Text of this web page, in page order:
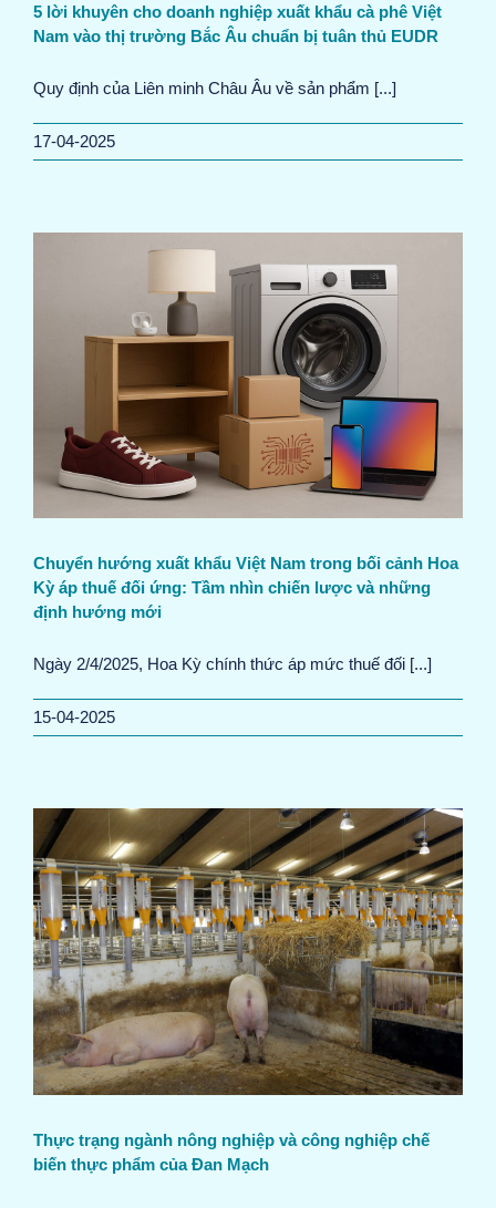
5 lời khuyên cho doanh nghiệp xuất khẩu cà phê Việt
Nam vào thị trường Bắc Âu chuẩn bị tuân thủ EUDR
Quy định của Liên minh Châu Âu về sản phẩm [...]
17-04-2025
Chuyển hướng xuất khẩu Việt Nam trong bối cảnh Hoa
Kỳ áp thuế đối ứng: Tầm nhìn chiến lược và những
định hướng mới
Ngày 2/4/2025, Hoa Kỳ chính thức áp mức thuế đối [...]
15-04-2025
Thực trạng ngành nông nghiệp và công nghiệp chế
biến thực phẩm của Đan Mạch